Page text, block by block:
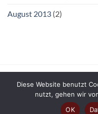
August 2013 (2)
ALLGEMEINE
Diese Website benutzt
nutzt, gehen wir
OK